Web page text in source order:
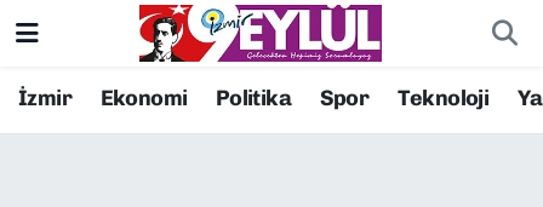
İzmir Ekonomi Politika Spor Teknoloji
Resmi İlanlar
Konak Nöbetçi Eczaneler